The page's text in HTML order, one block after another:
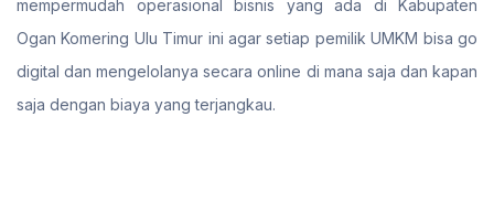
mempermudah operasional bisnis yang ada di Kabupaten
Ogan Komering Ulu Timur ini agar setiap pemilik UMKM bisa go
digital dan mengelolanya secara online di mana saja dan kapan
saja dengan biaya yang terjangkau.